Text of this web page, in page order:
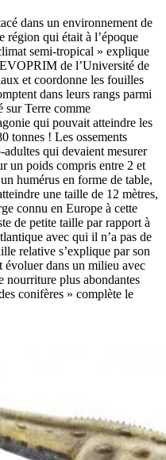
dans un environnement de
région qui était à l’époque
semi-tropical » explique
de l’Université de
et coordonne les fouilles
dans leurs rangs parmi
sur Terre comme
qui pouvait atteindre les
tonnes ! Les ossements
qui devaient mesurer
un poids compris entre 2 et
humérus en forme de table,
une taille de 12 mètres,
connu en Europe à cette
de petite taille par rapport à
avec qui il n’a pas de
relative s’explique par son
dans un milieu avec
nourriture plus abondantes
conifères » complète le